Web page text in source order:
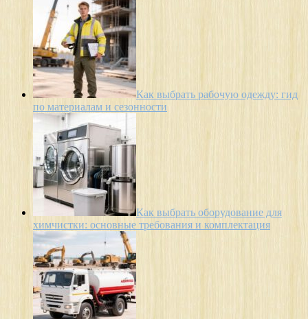
Как выбрать рабочую одежду: гид
по материалам и сезонности
Как выбрать оборудование для
химчистки: основные требования и комплектация